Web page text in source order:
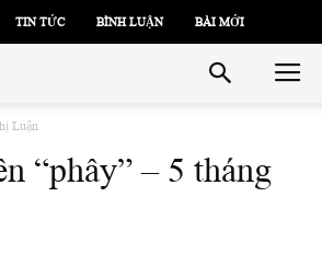
TIN TỨC BÌNH LUẬN BÀI MỚI
Luận
“phây” – 5 tháng